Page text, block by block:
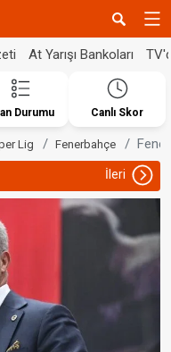
At Yarışı Bankoları
Durumu Canlı Skor
Lig Fenerbahçe
İleri